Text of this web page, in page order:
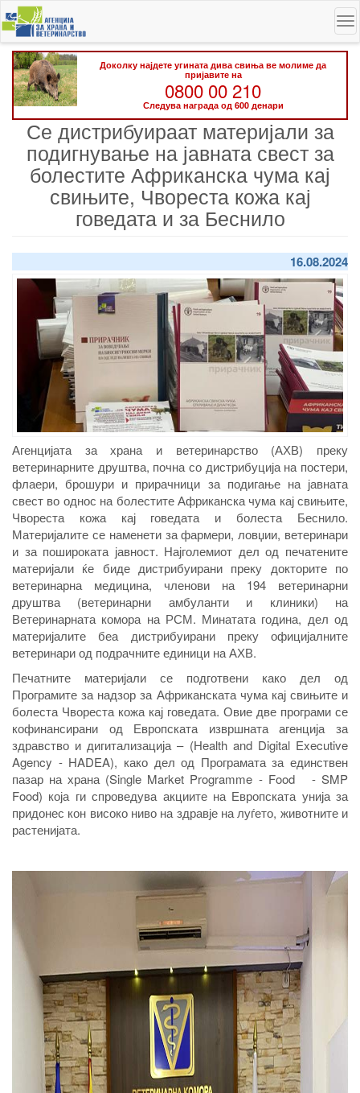
Skip
to
main
content
Доколку најдете угината дива свиња ве молиме да
пријавите на
0800 00 210
Следува награда од 600 денари
Се дистрибуираат материјали за
подигнување на јавната свест за
болестите Африканска чума кај
свињите, Чвореста кожа кај
говедата и за Беснило
16.08.2024
Агенцијата за храна и ветеринарство (АХВ) преку
ветеринарните друштва, почна со дистрибуција на постери,
флаери, брошури и прирачници за подигање на јавната
свест во однос на болестите Африканска чума кај свињите,
Чвореста кожа кај говедата и болеста Беснило.
Материјалите се наменети за фармери, ловџии, ветеринари
и за пошироката јавност. Најголемиот дел од печатените
материјали ќе биде дистрибуирани преку докторите по
ветеринарна медицина, членови на 194 ветеринарни
друштва (ветеринарни амбуланти и клиники) на
Ветеринарната комора на РСМ. Минатата година, дел од
материјалите беа дистрибуирани преку официјалните
ветеринари од подрачните единици на АХВ.
Печатните материјали се подготвени како дел од
Програмите за надзор за Африканската чума кај свињите и
болеста Чвореста кожа кај говедата. Овие две програми се
кофинансирани од Европската извршната агенција за
здравство и дигитализација – (Health and Digital Executive
Agency - HADEA), како дел од Програмата за единствен
пазар на храна (Single Market Programme - Food - SMP
Food) која ги спроведува акциите на Европската унија за
придонес кон високо ниво на здравје на луѓето, животните и
растенијата.